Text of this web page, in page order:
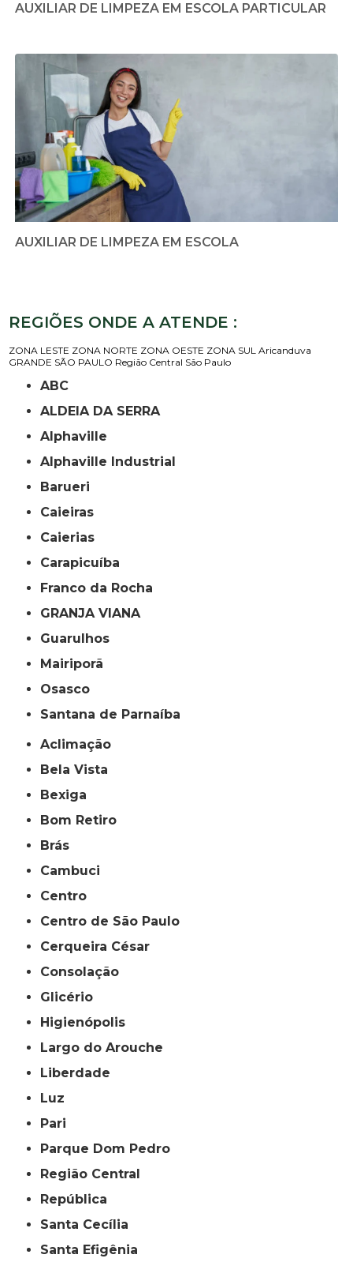
AUXILIAR DE LIMPEZA EM ESCOLA PARTICULAR
AUXILIAR DE LIMPEZA EM ESCOLA
REGIÕES ONDE A ATENDE :
ZONA LESTE ZONA NORTE ZONA OESTE ZONA SUL Aricanduva
GRANDE SÃO PAULO Região Central São Paulo
ABC
ALDEIA DA SERRA
Alphaville
Alphaville Industrial
Barueri
Caieiras
Caierias
Carapicuíba
Franco da Rocha
GRANJA VIANA
Guarulhos
Mairiporã
Osasco
Santana de Parnaíba
Aclimação
Bela Vista
Bexiga
Bom Retiro
Brás
Cambuci
Centro
Centro de São Paulo
Cerqueira César
Consolação
Glicério
Higienópolis
Largo do Arouche
Liberdade
Luz
Pari
Parque Dom Pedro
Região Central
República
Santa Cecília
Santa Efigênia